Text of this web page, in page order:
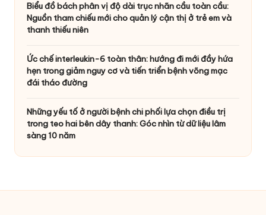
Biểu đồ bách phân vị độ dài trục nhãn cầu toàn cầu:
Nguồn tham chiếu mới cho quản lý cận thị ở trẻ em và
thanh thiếu niên
Ức chế interleukin-6 toàn thân: hướng đi mới đầy hứa
hẹn trong giảm nguy cơ và tiến triển bệnh võng mạc
đái tháo đường
Những yếu tố ở người bệnh chi phối lựa chọn điều trị
trong teo hai bên dây thanh: Góc nhìn từ dữ liệu lâm
sàng 10 năm